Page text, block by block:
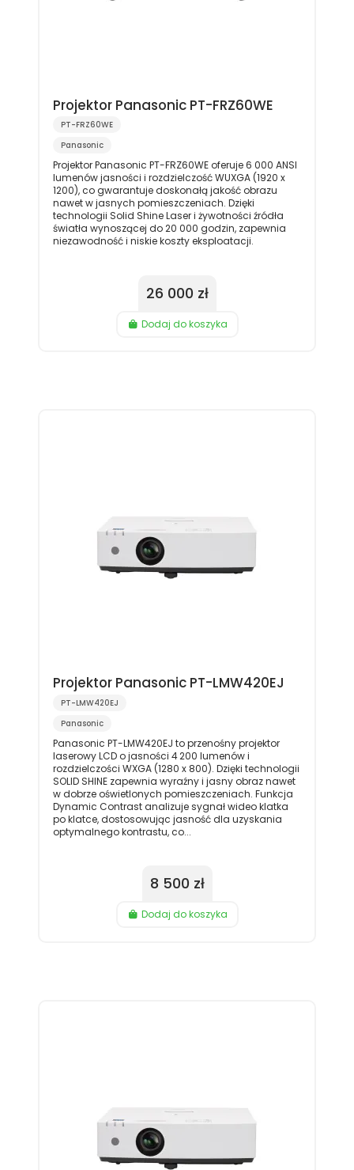
Projektor Panasonic PT-FRZ60WE
PT-FRZ60WE
Panasonic
Projektor Panasonic PT-FRZ60WE oferuje 6 000 ANSI
lumenów jasności i rozdzielczość WUXGA (1920 x
1200), co gwarantuje doskonałą jakość obrazu
nawet w jasnych pomieszczeniach. Dzięki
technologii Solid Shine Laser i żywotności źródła
światła wynoszącej do 20 000 godzin, zapewnia
niezawodność i niskie koszty eksploatacji.
26 000 zł
Dodaj do koszyka
Projektor Panasonic PT-LMW420EJ
PT-LMW420EJ
Panasonic
Panasonic PT-LMW420EJ to przenośny projektor
laserowy LCD o jasności 4 200 lumenów i
rozdzielczości WXGA (1280 x 800). Dzięki technologii
SOLID SHINE zapewnia wyraźny i jasny obraz nawet
w dobrze oświetlonych pomieszczeniach. Funkcja
Dynamic Contrast analizuje sygnał wideo klatka
po klatce, dostosowując jasność dla uzyskania
optymalnego kontrastu, co...
8 500 zł
Dodaj do koszyka